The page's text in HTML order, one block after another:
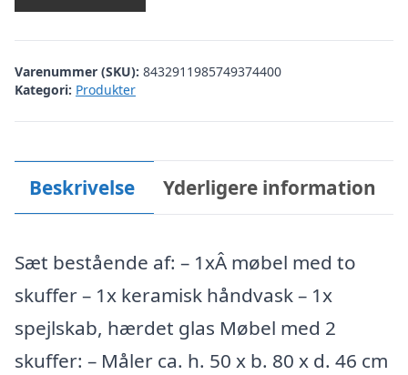
Varenummer (SKU): 8432911985749374400
Kategori: Produkter
Beskrivelse Yderligere information
Sæt bestående af: – 1xÂ møbel med to
skuffer – 1x keramisk håndvask – 1x
spejlskab, hærdet glas Møbel med 2
skuffer: – Måler ca. h. 50 x b. 80 x d. 46 cm